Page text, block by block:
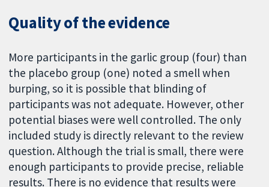
Quality of the evidence
More participants in the garlic group (four) than
the placebo group (one) noted a smell when
burping, so it is possible that blinding of
participants was not adequate. However, other
potential biases were well controlled. The only
included study is directly relevant to the review
question. Although the trial is small, there were
enough participants to provide precise, reliable
results. There is no evidence that results were